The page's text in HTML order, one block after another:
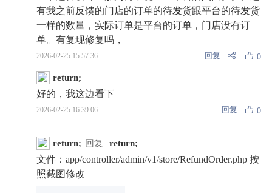
有我之前反馈的门店的订单的待发货跟平台的待发货
一样的数量，实际订单是平台的订单，门店没有订
单。有复现修复吗，
2026-02-25 15:57:36 回复 0
return;
好的，我这边看下
2026-02-25 16:39:06 回复 0
return; 回复 return;
文件：app/controller/admin/v1/store/RefundOrder.php 按
照截图修改